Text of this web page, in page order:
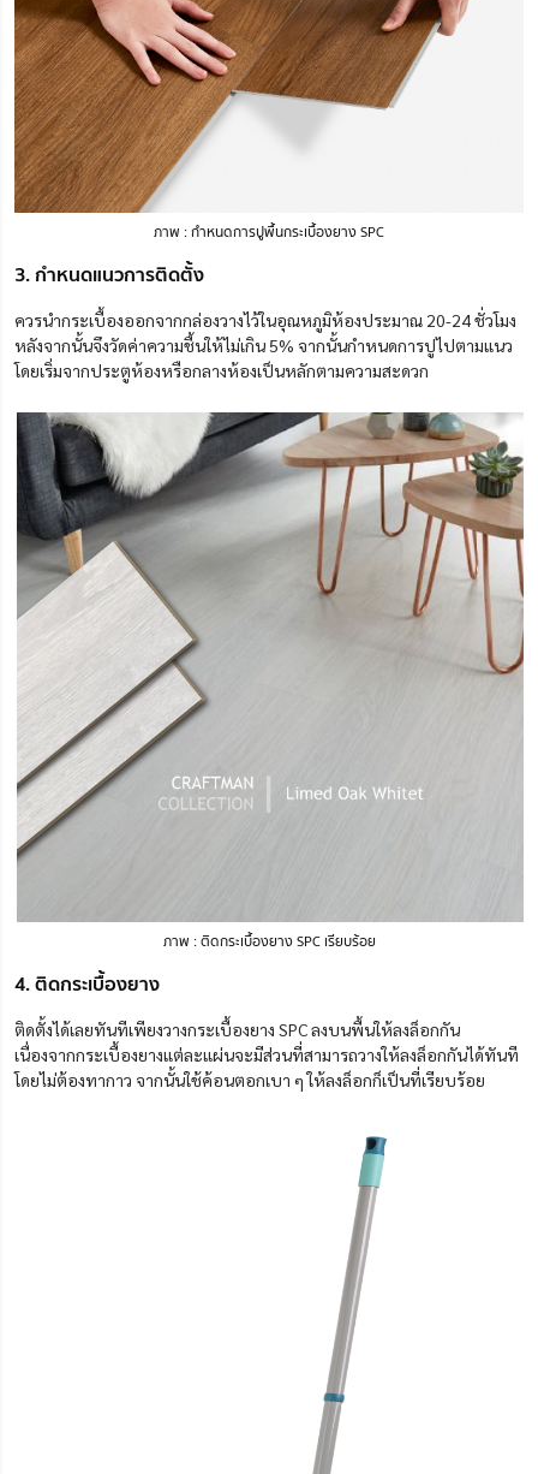
ภาพ : กำหนดการปูพื้นกระเบื้องยาง SPC
3. กำหนดแนวการติดตั้ง
ควรนำกระเบื้องออกจากกล่องวางไว้ในอุณหภูมิห้องประมาณ 20-24 ชั่วโมง
หลังจากนั้นจึงวัดค่าความชื้นให้ไม่เกิน 5% จากนั้นกำหนดการปูไปตามแนว
โดยเริ่มจากประตูห้องหรือกลางห้องเป็นหลักตามความสะดวก
ภาพ : ติดกระเบื้องยาง SPC เรียบร้อย
4. ติดกระเบื้องยาง
ติดตั้งได้เลยทันทีเพียงวางกระเบื้องยาง SPC ลงบนพื้นให้ลงล็อกกัน
เนื่องจากกระเบื้องยางแต่ละแผ่นจะมีส่วนที่สามารถวางให้ลงล็อกกันได้ทันที
โดยไม่ต้องทากาว จากนั้นใช้ค้อนตอกเบา ๆ ให้ลงล็อกก็เป็นที่เรียบร้อย